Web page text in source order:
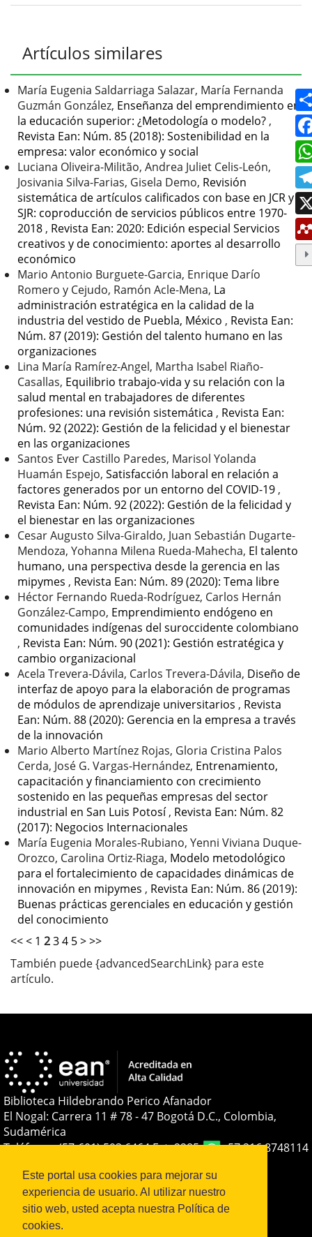
Este portal usa cookies para mejorar su
experiencia de usuario. Al utilizar nuestro
sitio web, usted acepta nuestra Política de
cookies.
artículo
Detalles
del
artículo
Artículos similares
María Eugenia Saldarriaga Salazar, María Fernanda
Guzmán González, Enseñanza del emprendimiento en
la educación superior: ¿Metodología o modelo? ,
Revista Ean: Núm. 85 (2018): Sostenibilidad en la
empresa: valor económico y social
Luciana Oliveira-Militão, Andrea Juliet Celis-León,
Josivania Silva-Farias, Gisela Demo, Revisión
sistemática de artículos calificados con base en JCR y
SJR: coproducción de servicios públicos entre 1970-
2018 , Revista Ean: 2020: Edición especial Servicios
creativos y de conocimiento: aportes al desarrollo
económico
Mario Antonio Burguete-Garcia, Enrique Darío
Romero y Cejudo, Ramón Acle-Mena, La
administración estratégica en la calidad de la
industria del vestido de Puebla, México , Revista Ean:
Núm. 87 (2019): Gestión del talento humano en las
organizaciones
Lina María Ramírez-Angel, Martha Isabel Riaño-
Casallas, Equilibrio trabajo-vida y su relación con la
salud mental en trabajadores de diferentes
profesiones: una revisión sistemática , Revista Ean:
Núm. 92 (2022): Gestión de la felicidad y el bienestar
en las organizaciones
Santos Ever Castillo Paredes, Marisol Yolanda
Huamán Espejo, Satisfacción laboral en relación a
factores generados por un entorno del COVID-19 ,
Revista Ean: Núm. 92 (2022): Gestión de la felicidad y
el bienestar en las organizaciones
Cesar Augusto Silva-Giraldo, Juan Sebastián Dugarte-
Mendoza, Yohanna Milena Rueda-Mahecha, El talento
humano, una perspectiva desde la gerencia en las
mipymes , Revista Ean: Núm. 89 (2020): Tema libre
Héctor Fernando Rueda-Rodríguez, Carlos Hernán
González-Campo, Emprendimiento endógeno en
comunidades indígenas del suroccidente colombiano
, Revista Ean: Núm. 90 (2021): Gestión estratégica y
cambio organizacional
Acela Trevera-Dávila, Carlos Trevera-Dávila, Diseño de
interfaz de apoyo para la elaboración de programas
de módulos de aprendizaje universitarios , Revista
Ean: Núm. 88 (2020): Gerencia en la empresa a través
de la innovación
Mario Alberto Martínez Rojas, Gloria Cristina Palos
Cerda, José G. Vargas-Hernández, Entrenamiento,
capacitación y financiamiento con crecimiento
sostenido en las pequeñas empresas del sector
industrial en San Luis Potosí, Revista Ean: Núm. 82
(2017): Negocios Internacionales
María Eugenia Morales-Rubiano, Yenni Viviana Duque-
Orozco, Carolina Ortiz-Riaga, Modelo metodológico
para el fortalecimiento de capacidades dinámicas de
innovación en mipymes , Revista Ean: Núm. 86 (2019):
Buenas prácticas gerenciales en educación y gestión
del conocimiento
<<< 1 234 5>>>
También puede {advancedSearchLink} para este
artículo.
Biblioteca Hildebrando Perico Afanador
El Nogal: Carrera 11 # 78 - 47 Bogotá D.C., Colombia,
Sudamérica
Teléfono:+(57-601) 593 6464 Ext. 2285
+57 316 8748114
biblioteca@universidadean.edu.co
Sistema OJS - Metabiblioteca |